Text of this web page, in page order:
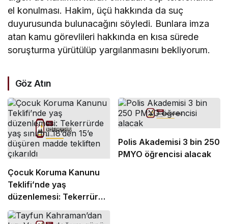
el konulması. Hakim, üçü hakkında da suç
duyurusunda bulunacağını söyledi. Bunlara imza
atan kamu görevlileri hakkında en kısa sürede
soruşturma yürütülüp yargılanmasını bekliyorum.
Göz Atın
Çocuk Koruma Kanunu
Teklifi’nde yaş
düzenlemesi: Tekerrürde
yaş sınırını 18’den 15’e
düşüren madde tekliften
Polis Akademisi 3 bin 250
PMYO öğrencisi alacak